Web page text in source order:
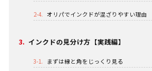
2-4. オリパでインクドが混ざりやすい理由
3. インクドの見分け方【実践編】
3-1. まずは縁と角をじっくり見る